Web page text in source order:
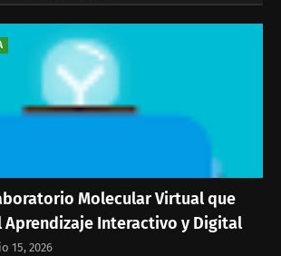
Molecular Virtual que
Aprendizaje Interactivo y Digital
15, 2026